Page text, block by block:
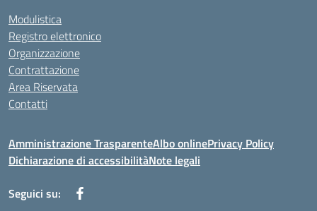
Modulistica
Registro elettronico
Organizzazione
Contrattazione
Area Riservata
Contatti
Amministrazione TrasparenteAlbo onlinePrivacy Policy
Dichiarazione di accessibilitàNote legali
Seguici su: